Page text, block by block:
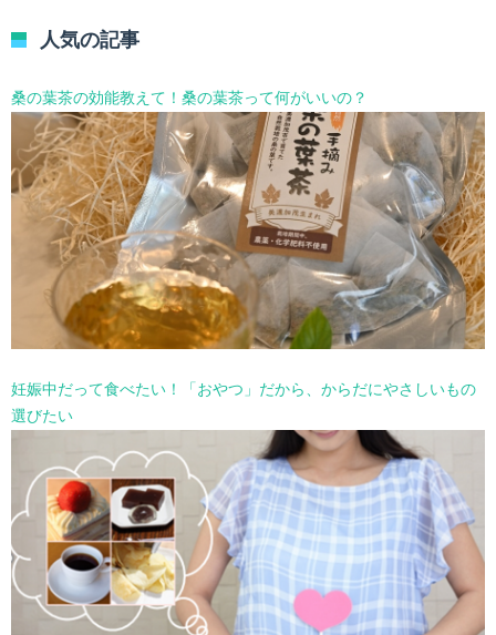
ー
選
択
人気の記事
桑の葉茶の効能教えて！桑の葉茶って何がいいの？
妊娠中だって食べたい！「おやつ」だから、からだにやさしいもの
選びたい